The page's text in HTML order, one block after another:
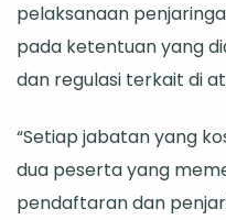
pelaksanaan
pada ketentuan yang
dan regulasi terkait di
“Setiap jabatan yang
dua peserta yang
pendaftaran dan